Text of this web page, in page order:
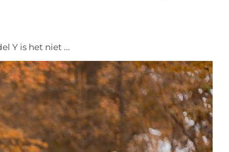
Y is het niet ...